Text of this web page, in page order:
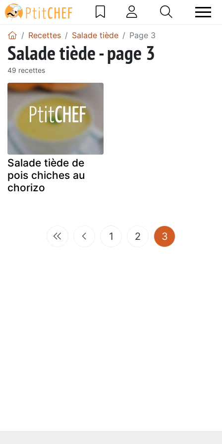
Recettes Salade tiède Page 3
Salade tiède - page 3
49 recettes
Salade tiède de
pois chiches au
chorizo
1 2 3(current)